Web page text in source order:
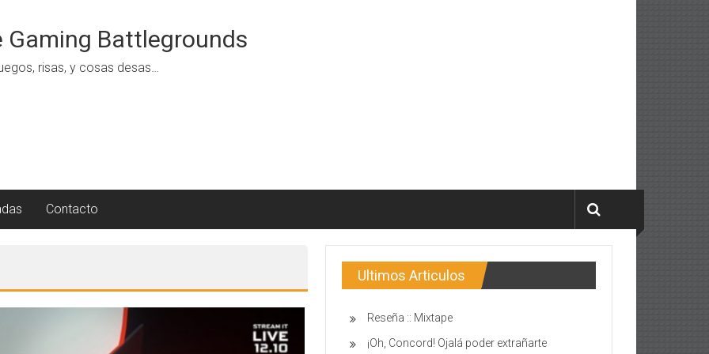
Gaming Battlegrounds
risas, y cosas desas…
Contacto
Ultimos Articulos
Reseña :: Mixtape
¡Oh, Concord! Ojalá poder extrañarte